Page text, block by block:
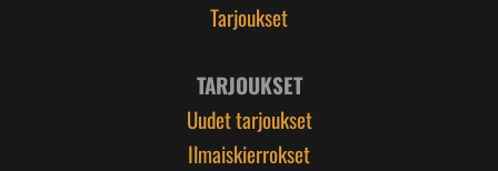
Tarjoukset
TARJOUKSET
Uudet tarjoukset
Ilmaiskierrokset